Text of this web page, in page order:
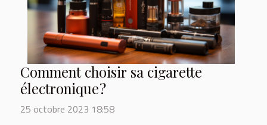
Comment choisir sa cigarette
électronique ?
25 octobre 2023 18:58